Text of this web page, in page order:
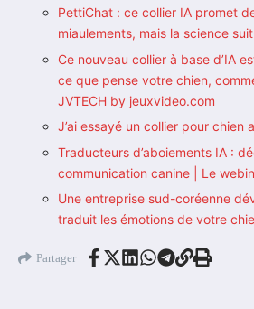
PettiChat : ce collier IA promet
miaulements, mais la science
Ce nouveau collier à base d’IA
ce que pense votre chien,
JVTECH by jeuxvideo.com
J’ai essayé un collier pour chien
Traducteurs d’aboiements IA :
communication canine | Le
Une entreprise sud-coréenne
traduit les émotions de votre
Partager